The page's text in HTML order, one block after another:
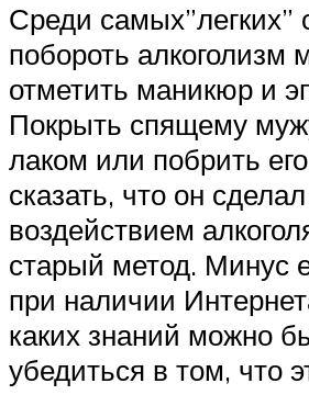
Среди самых”легких”
побороть алкоголизм
отметить маникюр и
Покрыть спящему
лаком или побрить
сказать, что он
воздействием
старый метод. Минус
при наличии
каких знаний можно
убедиться в том, что